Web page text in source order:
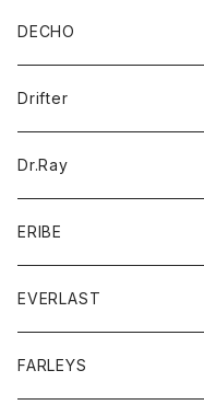
パーカー
カードケース
バッグ
アウター
コート
ジャケット
アクセサリー
バッグ
キッズ
シャツ
Tシャツ
グッズ
帽子
トップス
シャツ
ボトム
DECHO
帽子
Drifter
Dr.Ray
ERIBE
ニット
EVERLAST
トップス
FARLEYS